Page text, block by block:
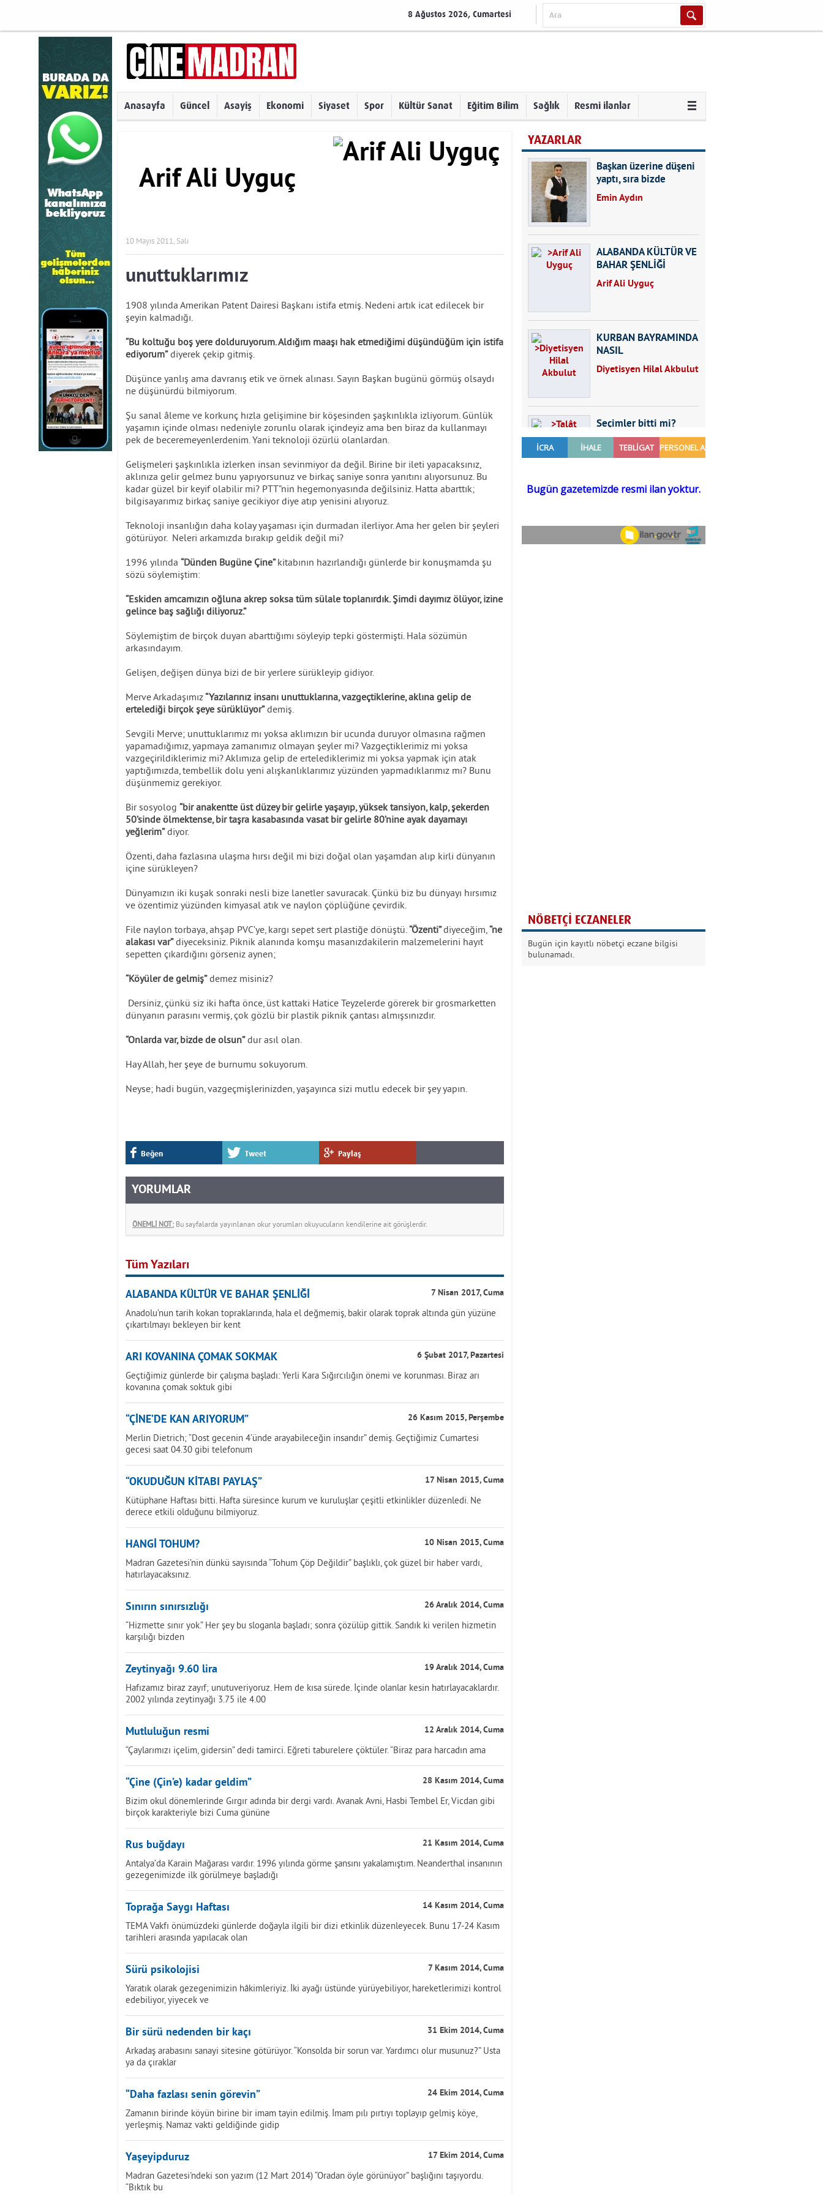
8 Ağustos 2026, Cumartesi
Anasayfa Güncel Asayiş Ekonomi Siyaset Spor Kültür Sanat Eğitim Bilim Sağlık Resmi ilanlar
Arif Ali Uyguç
10 Mayıs 2011, Salı
unuttuklarımız
1908 yılında Amerikan Patent Dairesi Başkanı istifa etmiş. Nedeni artık icat edilecek bir
şeyin kalmadığı.
“Bu koltuğu boş yere dolduruyorum. Aldığım maaşı hak etmediğimi düşündüğüm için istifa
ediyorum”diyerek çekip gitmiş.
Düşünce yanlış ama davranış etik ve örnek alınası. Sayın Başkan bugünü görmüş olsaydı
ne düşünürdü bilmiyorum.
Şu sanal âleme ve korkunç hızla gelişimine bir köşesinden şaşkınlıkla izliyorum. Günlük
yaşamın içinde olması nedeniyle zorunlu olarak içindeyiz ama ben biraz da kullanmayı
pek de beceremeyenlerdenim. Yani teknoloji özürlü olanlardan.
Gelişmeleri şaşkınlıkla izlerken insan sevinmiyor da değil. Birine bir ileti yapacaksınız,
aklınıza gelir gelmez bunu yapıyorsunuz ve birkaç saniye sonra yanıtını alıyorsunuz. Bu
kadar güzel bir keyif olabilir mi? PTT”nin hegemonyasında değilsiniz. Hatta abarttık;
bilgisayarımız birkaç saniye gecikiyor diye atıp yenisini alıyoruz.
Teknoloji insanlığın daha kolay yaşaması için durmadan ilerliyor. Ama her gelen bir şeyleri
götürüyor. Neleri arkamızda bırakıp geldik değil mi?
1996 yılında “Dünden Bugüne Çine”kitabının hazırlandığı günlerde bir konuşmamda şu
sözü söylemiştim:
“Eskiden amcamızın oğluna akrep soksa tüm sülale toplanırdık. Şimdi dayımız ölüyor, izine
gelince baş sağlığı diliyoruz.”
Söylemiştim de birçok duyan abarttığımı söyleyip tepki göstermişti. Hala sözümün
arkasındayım.
Gelişen, değişen dünya bizi de bir yerlere sürükleyip gidiyor.
Merve Arkadaşımız“Yazılarınız insanı unuttuklarına, vazgeçtiklerine, aklına gelip de
ertelediği birçok şeye sürüklüyor”demiş.
Sevgili Merve; unuttuklarımız mı yoksa aklımızın bir ucunda duruyor olmasına rağmen
yapamadığımız, yapmaya zamanımız olmayan şeyler mi? Vazgeçtiklerimiz mi yoksa
vazgeçirildiklerimiz mi? Aklımıza gelip de ertelediklerimiz mi yoksa yapmak için atak
yaptığımızda, tembellik dolu yeni alışkanlıklarımız yüzünden yapmadıklarımız mı? Bunu
düşünmemiz gerekiyor.
Bir sosyolog “bir anakentte üst düzey bir gelirle yaşayıp, yüksek tansiyon, kalp, şekerden
50’sinde ölmektense, bir taşra kasabasında vasat bir gelirle 80’nine ayak dayamayı
yeğlerim”diyor.
Özenti, daha fazlasına ulaşma hırsı değil mi bizi doğal olan yaşamdan alıp kirli dünyanın
içine sürükleyen?
Dünyamızın iki kuşak sonraki nesli bize lanetler savuracak. Çünkü biz bu dünyayı hırsımız
ve özentimiz yüzünden kimyasal atık ve naylon çöplüğüne çevirdik.
File naylon torbaya, ahşap PVC’ye, kargı sepet sert plastiğe dönüştü.“Özenti”diyeceğim,“ne
alakası var”diyeceksiniz. Piknik alanında komşu masanızdakilerin malzemelerini hayıt
sepetten çıkardığını görseniz aynen;
“Köyüler de gelmiş”demez misiniz?
Dersiniz, çünkü siz iki hafta önce, üst kattaki Hatice Teyzelerde görerek bir grosmarketten
dünyanın parasını vermiş, çok gözlü bir plastik piknik çantası almışsınızdır.
“Onlarda var, bizde de olsun”dur asıl olan.
Hay Allah, her şeye de burnumu sokuyorum.
Neyse; hadi bugün, vazgeçmişlerinizden, yaşayınca sizi mutlu edecek bir şey yapın.
Beğen Tweet Paylaş
YORUMLAR
ÖNEMLİ NOT: Bu sayfalarda yayınlanan okur yorumları okuyucuların kendilerine ait görüşlerdir.
Tüm Yazıları
ALABANDA KÜLTÜR VE BAHAR ŞENLİĞİ 7 Nisan 2017, Cuma
Anadolu’nun tarih kokan topraklarında, hala el değmemiş, bakir olarak toprak altında gün yüzüne
çıkartılmayı bekleyen bir kent
ARI KOVANINA ÇOMAK SOKMAK 6 Şubat 2017, Pazartesi
Geçtiğimiz günlerde bir çalışma başladı: Yerli Kara Sığırcılığın önemi ve korunması. Biraz arı
kovanına çomak soktuk gibi
“ÇİNE’DE KAN ARIYORUM” 26 Kasım 2015, Perşembe
Merlin Dietrich; “Dost gecenin 4’ünde arayabileceğin insandır” demiş. Geçtiğimiz Cumartesi
gecesi saat 04.30 gibi telefonum
“OKUDUĞUN KİTABI PAYLAŞ” 17 Nisan 2015, Cuma
Kütüphane Haftası bitti. Hafta süresince kurum ve kuruluşlar çeşitli etkinlikler düzenledi. Ne
derece etkili olduğunu bilmiyoruz.
HANGİ TOHUM? 10 Nisan 2015, Cuma
Madran Gazetesi’nin dünkü sayısında “Tohum Çöp Değildir” başlıklı, çok güzel bir haber vardı,
hatırlayacaksınız.
Sınırın sınırsızlığı 26 Aralık 2014, Cuma
“Hizmette sınır yok.” Her şey bu sloganla başladı; sonra çözülüp gittik. Sandık ki verilen hizmetin
karşılığı bizden
Zeytinyağı 9.60 lira 19 Aralık 2014, Cuma
Hafızamız biraz zayıf; unutuveriyoruz. Hem de kısa sürede. İçinde olanlar kesin hatırlayacaklardır.
2002 yılında zeytinyağı 3.75 ile 4.00
Mutluluğun resmi 12 Aralık 2014, Cuma
“Çaylarımızı içelim, gidersin” dedi tamirci. Eğreti taburelere çöktüler. “Biraz para harcadın ama
“Çine (Çin’e) kadar geldim” 28 Kasım 2014, Cuma
Bizim okul dönemlerinde Gırgır adında bir dergi vardı. Avanak Avni, Hasbi Tembel Er, Vicdan gibi
birçok karakteriyle bizi Cuma gününe
Rus buğdayı 21 Kasım 2014, Cuma
Antalya’da Karain Mağarası vardır. 1996 yılında görme şansını yakalamıştım. Neanderthal insanının
gezegenimizde ilk görülmeye başladığı
Toprağa Saygı Haftası 14 Kasım 2014, Cuma
TEMA Vakfı önümüzdeki günlerde doğayla ilgili bir dizi etkinlik düzenleyecek. Bunu 17-24 Kasım
tarihleri arasında yapılacak olan
Sürü psikolojisi 7 Kasım 2014, Cuma
Yaratık olarak gezegenimizin hâkimleriyiz. İki ayağı üstünde yürüyebiliyor, hareketlerimizi kontrol
edebiliyor, yiyecek ve
Bir sürü nedenden bir kaçı 31 Ekim 2014, Cuma
Arkadaş arabasını sanayi sitesine götürüyor. “Konsolda bir sorun var. Yardımcı olur musunuz?” Usta
ya da çıraklar
“Daha fazlası senin görevin” 24 Ekim 2014, Cuma
Zamanın birinde köyün birine bir imam tayin edilmiş. İmam pılı pırtıyı toplayıp gelmiş köye,
yerleşmiş. Namaz vakti geldiğinde gidip
Yaşeyipduruz 17 Ekim 2014, Cuma
Madran Gazetesi'ndeki son yazım (12 Mart 2014) “Oradan öyle görünüyor” başlığını taşıyordu.
“Bıktık bu
YAZARLAR
Başkan üzerine düşeni
yaptı, sıra bizde
Emin Aydın
ALABANDA KÜLTÜR VE
BAHAR ŞENLİĞİ
Arif Ali Uyguç
KURBAN BAYRAMINDA
NASIL
BESLENMELİYİZ?
Diyetisyen Hilal Akbulut
Seçimler bitti mi?
Talât Yörük
Sezgin MADRAN
Kurban Bayramında
Dikkat!
NÖBETÇİ ECZANELER
Bugün için kayıtlı nöbetçi eczane bilgisi
bulunamadı.